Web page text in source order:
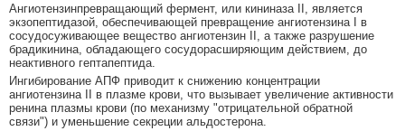
Ангиотензинпревращающий фермент, или кининаза II, является
экзопептидазой, обеспечивающей превращение ангиотензина I в
сосудосуживающее вещество ангиотензин II, а также разрушение
брадикинина, обладающего сосудорасширяющим действием, до
неактивного гептапептида.
Ингибирование АПФ приводит к снижению концентрации
ангиотензина II в плазме крови, что вызывает увеличение активности
ренина плазмы крови (по механизму "отрицательной обратной
связи") и уменьшение секреции альдостерона.